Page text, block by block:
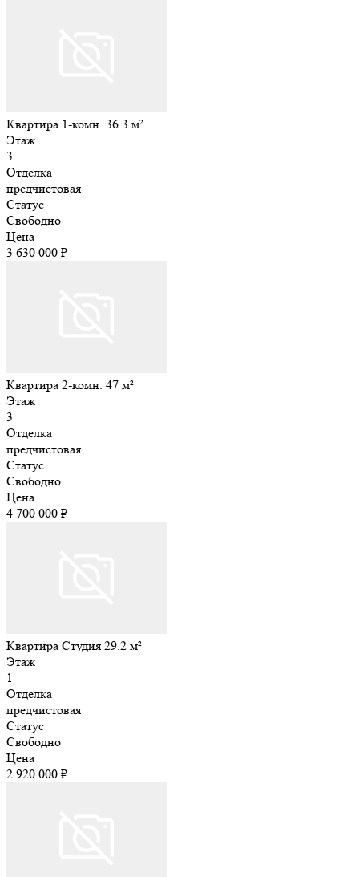
Квартира 1-комн. 36.3 м²
Этаж
3
Отделка
предчистовая
Статус
Свободно
Цена
3 630 000 ₽
Квартира 2-комн. 47 м²
Этаж
3
Отделка
предчистовая
Статус
Свободно
Цена
4 700 000 ₽
Квартира Студия 29.2 м²
Этаж
1
Отделка
предчистовая
Статус
Свободно
Цена
2 920 000 ₽